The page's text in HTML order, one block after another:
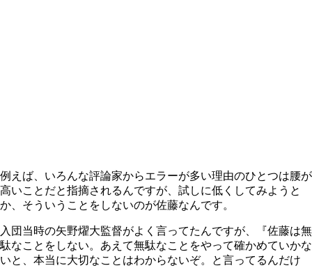
例えば、いろんな評論家からエラーが多い理由のひとつは腰が
高いことだと指摘されるんですが、試しに低くしてみようと
か、そういうことをしないのが佐藤なんです。
入団当時の矢野燿大監督がよく言ってたんですが、『佐藤は無
駄なことをしない。あえて無駄なことをやって確かめていかな
いと、本当に大切なことはわからないぞ。と言ってるんだけ